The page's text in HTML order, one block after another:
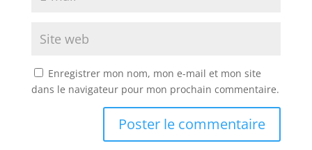
Enregistrer mon nom, mon e-mail et mon site
dans le navigateur pour mon prochain commentaire.